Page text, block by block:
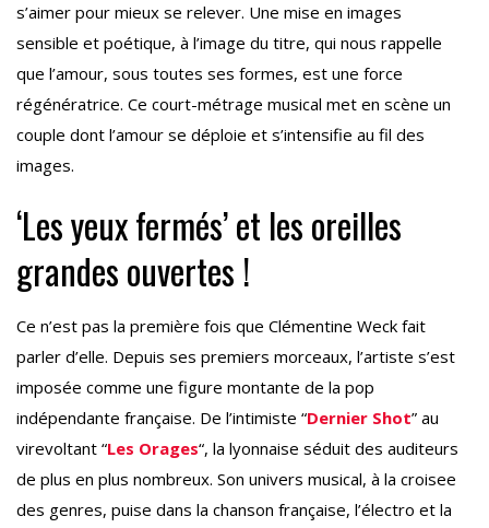
s’aimer pour mieux se relever. Une mise en images
sensible et poétique, à l’image du titre, qui nous rappelle
que l’amour, sous toutes ses formes, est une force
régénératrice. Ce court-métrage musical met en scène un
couple dont l’amour se déploie et s’intensifie au fil des
images.
‘Les yeux fermés’ et les oreilles
grandes ouvertes !
Ce n’est pas la première fois que Clémentine Weck fait
parler d’elle. Depuis ses premiers morceaux, l’artiste s’est
imposée comme une figure montante de la pop
indépendante française. De l’intimiste “Dernier Shot” au
virevoltant “Les Orages“, la lyonnaise séduit des auditeurs
de plus en plus nombreux. Son univers musical, à la croisee
des genres, puise dans la chanson française, l’électro et la